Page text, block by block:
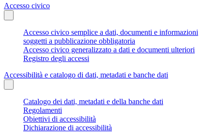
Accesso civico
Accesso civico semplice a dati, documenti e informazioni
soggetti a pubblicazione obbligatoria
Accesso civico generalizzato a dati e documenti ulteriori
Registro degli accessi
Accessibilità e catalogo di dati, metadati e banche dati
Catalogo dei dati, metadati e della banche dati
Regolamenti
Obiettivi di accessibilità
Dichiarazione di accessibilità